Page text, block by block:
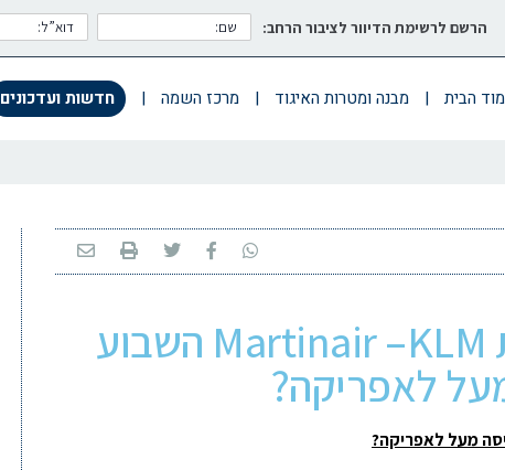
הרשם לרשימת הדיוור לציבור הרחב:
הבית | מבנה ומטרות האיגוד | מרכז השמה | חדשות ועדכונים
מה ראה טייס חברת Martinair –KLM השבוע
לאפריקה?
מעל לאפריקה?